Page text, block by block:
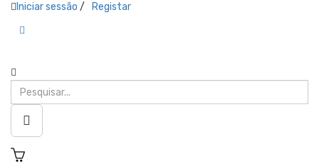
Iniciar sessão / Registar